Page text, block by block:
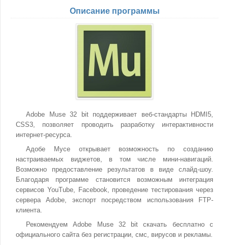
Описание программы
Adobe Muse 32 bit поддерживает веб-стандарты HDMI5,
CSS3, позволяет проводить разработку интерактивности
интернет-ресурса.
Адобе Мусе открывает возможность по созданию
настраиваемых виджетов, в том числе мини-навигаций.
Возможно предоставление результатов в виде слайд-шоу.
Благодаря программе становится возможным интеграция
сервисов YouTube, Facebook, проведение тестирования через
сервера Adobe, экспорт посредством использования FTP-
клиента.
Рекомендуем Adobe Muse 32 bit скачать бесплатно с
официального сайта без регистрации, смс, вирусов и рекламы.